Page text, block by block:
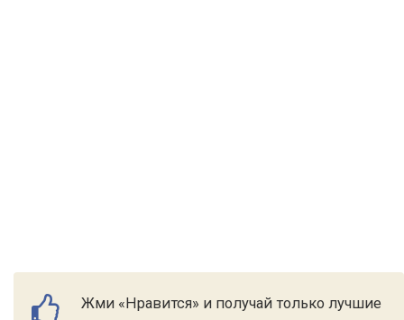
Жми «Нравится» и получай только лучшие